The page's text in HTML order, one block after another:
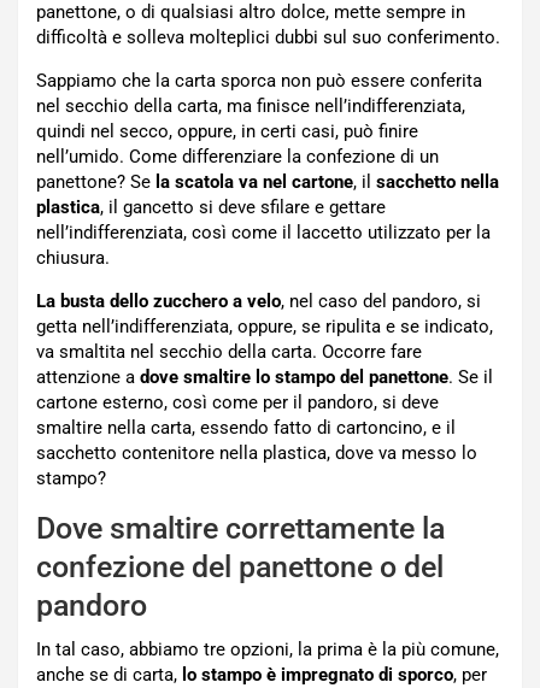
panettone, o di qualsiasi altro dolce, mette sempre in
difficoltà e solleva molteplici dubbi sul suo conferimento.
Sappiamo che la carta sporca non può essere conferita
nel secchio della carta, ma finisce nell’indifferenziata,
quindi nel secco, oppure, in certi casi, può finire
nell’umido. Come differenziare la confezione di un
panettone? Se la scatola va nel cartone, il sacchetto nella
plastica, il gancetto si deve sfilare e gettare
nell’indifferenziata, così come il laccetto utilizzato per la
chiusura.
La busta dello zucchero a velo, nel caso del pandoro, si
getta nell’indifferenziata, oppure, se ripulita e se indicato,
va smaltita nel secchio della carta. Occorre fare
attenzione a dove smaltire lo stampo del panettone. Se il
cartone esterno, così come per il pandoro, si deve
smaltire nella carta, essendo fatto di cartoncino, e il
sacchetto contenitore nella plastica, dove va messo lo
stampo?
Dove smaltire correttamente la
confezione del panettone o del
pandoro
In tal caso, abbiamo tre opzioni, la prima è la più comune,
anche se di carta, lo stampo è impregnato di sporco, per